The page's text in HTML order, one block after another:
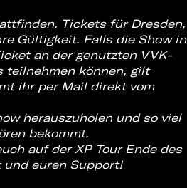
Tickets für Dresden,
Gültigkeit. Falls die Show in
an der genutzten VVK-
teilnehmen können, gilt
ihr per Mail direkt vom
herauszuholen und so viel
bekommt.
auf der XP Tour Ende des
euren Support!